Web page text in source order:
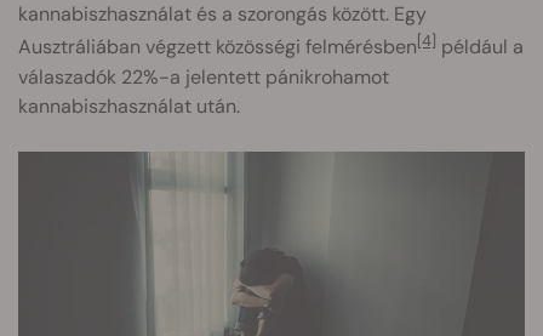
kannabiszhasználat és a szorongás között. Egy
Ausztráliában végzett közösségi felmérésben[4] például a
válaszadók 22%-a jelentett pánikrohamot
kannabiszhasználat után.